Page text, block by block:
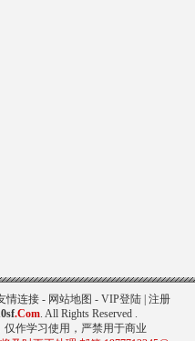
情连接 - 网站地图 - VIP登陆 注册
.Com. All Rights Reserved .
作学习使用，严禁用于商业